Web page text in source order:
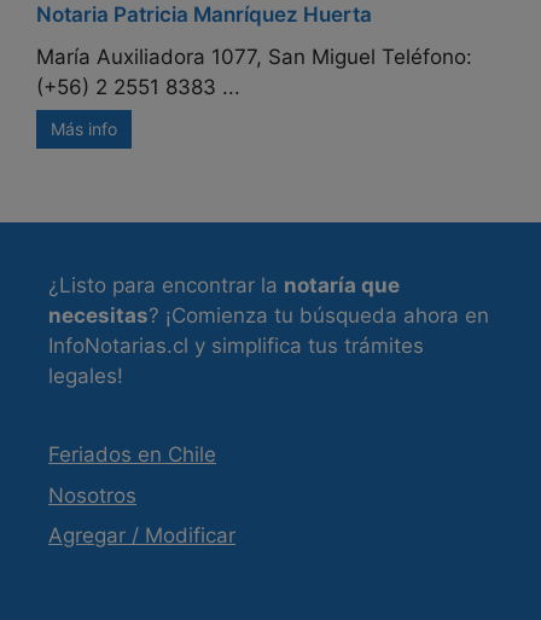
Notaria Patricia Manríquez Huerta
María Auxiliadora 1077, San Miguel Teléfono:
(+56) 2 2551 8383 ...
Más info
¿Listo para encontrar la notaría que
necesitas? ¡Comienza tu búsqueda ahora en
InfoNotarias.cl y simplifica tus trámites
legales!
Feriados en Chile
Nosotros
Agregar / Modificar